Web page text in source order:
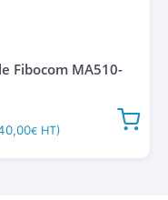
Fibocom MA510-
€HT)